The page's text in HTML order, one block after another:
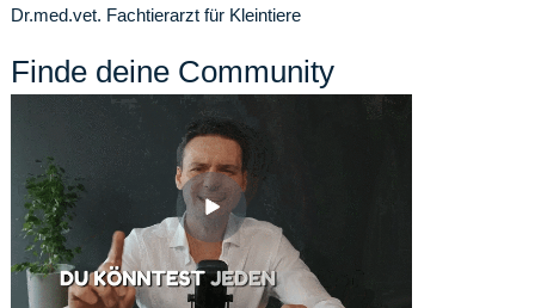
Dr.med.vet. Fachtierarzt für Kleintiere
Finde deine Community